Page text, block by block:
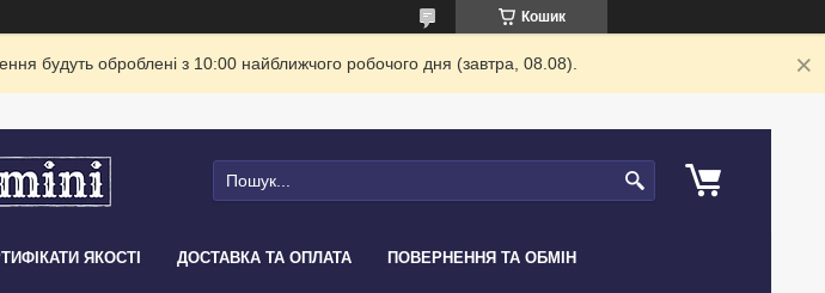
Кошик
будуть оброблені з 10:00 найближчого робочого дня (завтра, 08.08).
ЯКОСТІ ДОСТАВКА ТА ОПЛАТА ПОВЕРНЕННЯ ТА ОБМІН